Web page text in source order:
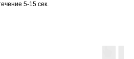
5-15 сек.